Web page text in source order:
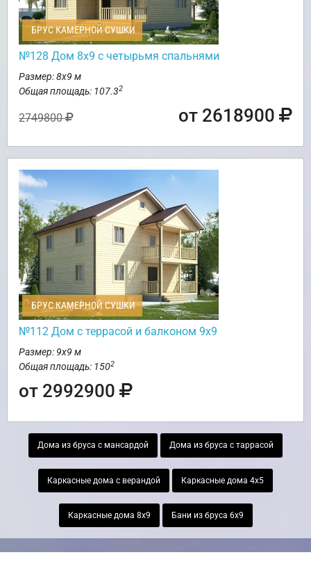
БРУС КАМЕРНОЙ СУШКИ
№128 Дом 8х9 с четырьмя спальнями
Размер: 8х9 м
Общая площадь: 107.32
2749800 от 2618900
БРУС КАМЕРНОЙ СУШКИ
№112 Дом с террасой и балконом 9х9
Размер: 9х9 м
Общая площадь: 1502
от 2992900
Дома из бруса с мансардой Дома из бруса с таррасой
Каркасные дома с верандой Каркасные дома 4х5
Каркасные дома 8х9 Бани из бруса 6х9